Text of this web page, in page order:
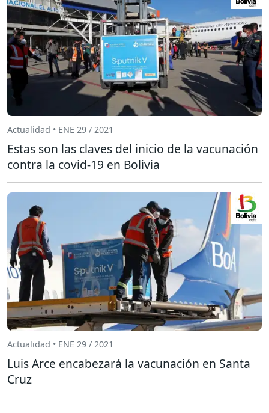
Actualidad • ENE 29 / 2021
Estas son las claves del inicio de la vacunación
contra la covid-19 en Bolivia
Actualidad • ENE 29 / 2021
Luis Arce encabezará la vacunación en Santa
Cruz